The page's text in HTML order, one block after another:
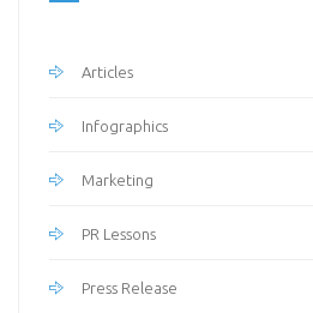
Articles
Infographics
Marketing
PR Lessons
Press Release